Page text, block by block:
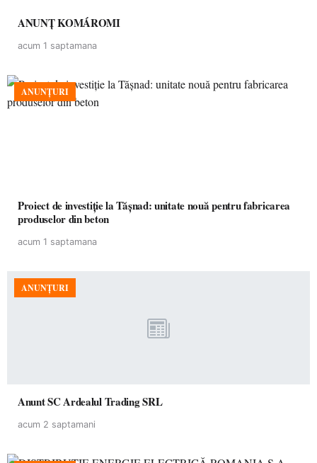
ANUNȚ KOMÁROMI
acum 1 saptamana
ANUNȚURI
Proiect de investiție la Tășnad: unitate nouă pentru fabricarea
produselor din beton
acum 1 saptamana
ANUNȚURI
Anunt SC Ardealul Trading SRL
acum 2 saptamani